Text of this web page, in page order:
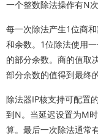
一个整数除法操作有N
每一次除法产生1位商
和余数。1位除法使用
的部分余数。商的值取
部分余数的值得到最终
除法器IP核支持可配置
到N。当延迟设置为M
算。最后一次除法通常